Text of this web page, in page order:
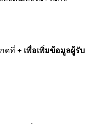
ดที่ + เพื่อเพิ่มข้อมูลผู้รับ